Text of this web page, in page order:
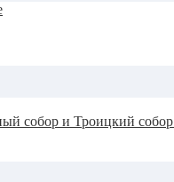
собор и Троицкий собор